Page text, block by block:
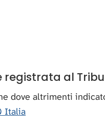
al
dove altrimenti
Italia